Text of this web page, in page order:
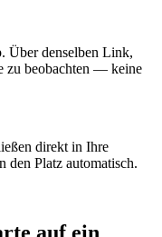
Über denselben Link,
zu beobachten — keine
direkt in Ihre
den Platz automatisch.